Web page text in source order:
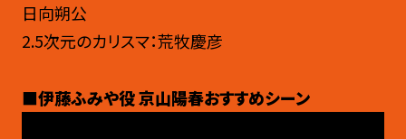
日向朔公
2.5次元のカリスマ：荒牧慶彦
■伊藤ふみや役 京山陽春おすすめシーン